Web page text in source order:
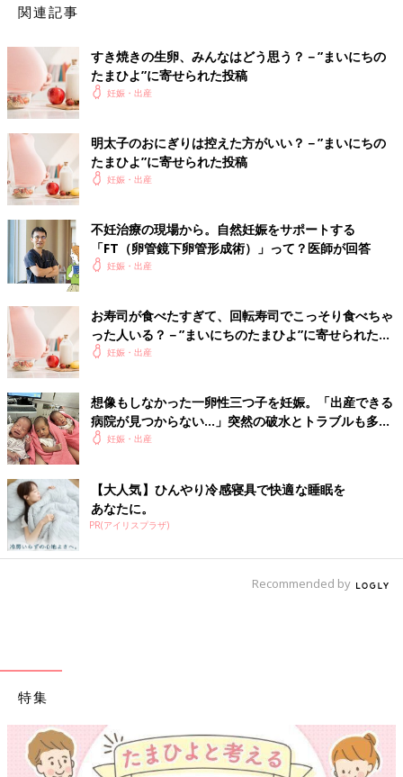
関連記事
すき焼きの生卵、みんなはどう思う？－”まいにちの
たまひよ”に寄せられた投稿
妊娠・出産
明太子のおにぎりは控えた方がいい？－”まいにちの
たまひよ”に寄せられた投稿
妊娠・出産
不妊治療の現場から。自然妊娠をサポートする
「FT（卵管鏡下卵管形成術）」って？医師が回答
妊娠・出産
お寿司が食べたすぎて、回転寿司でこっそり食べちゃ
った人いる？－”まいにちのたまひよ”に寄せられた投
稿 妊娠・出産
想像もしなかった一卵性三つ子を妊娠。「出産できる
病院が見つからない…」突然の破水とトラブルも多数
経験！【体験談】
妊娠・出産
【大人気】ひんやり冷感寝具で快適な睡眠を
あなたに。
PR(アイリスプラザ)
Recommended by
特集